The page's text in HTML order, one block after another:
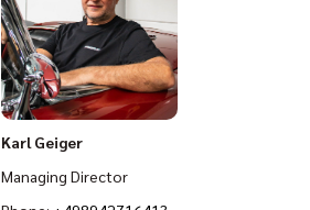
Karl Geiger
Managing Director